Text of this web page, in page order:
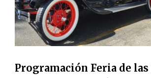
Programación Feria de